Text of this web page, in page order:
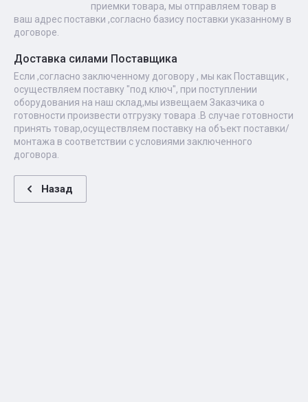
приемки товара, мы отправляем товар в
ваш адрес поставки ,согласно базису поставки указанному в
договоре.
Доставка силами Поставщика
Если ,согласно заключенному договору , мы как Поставщик ,
осуществляем поставку "под ключ", при поступлении
оборудования на наш склад,мы извещаем Заказчика о
готовности произвести отгрузку товара .В случае готовности
принять товар,осуществляем поставку на объект поставки/
монтажа в соответствии с условиями заключенного
договора.
Назад